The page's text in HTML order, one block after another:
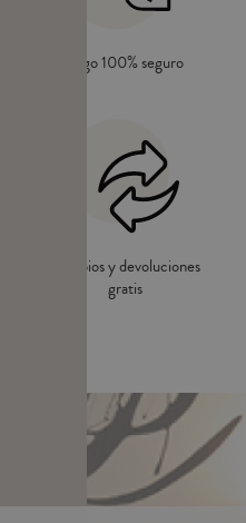
Pago 100% seguro
Cambios y devoluciones
gratis